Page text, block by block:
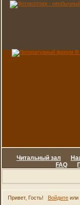
Читальный зал
FAQ
Привет, Гость! Войдитеили